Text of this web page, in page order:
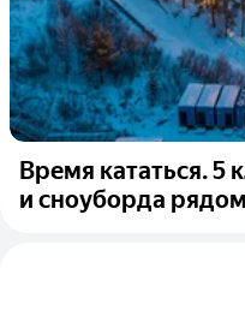
Время кататься. 5
и сноуборда